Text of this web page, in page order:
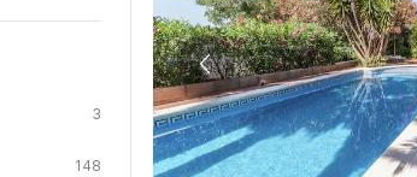
3
148